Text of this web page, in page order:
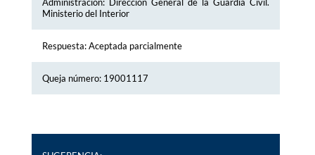
Ministerio del Interior
Respuesta: Aceptada parcialmente
Queja número: 19001117